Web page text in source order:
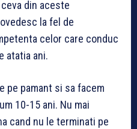
din aceste
la fel de
celor care conduc
atatia ani.
pe pamant si sa facem
10-15 ani. Nu mai
cand nu le terminati pe